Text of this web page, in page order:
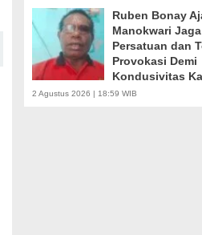
Ruben Bonay
Manokwari Jaga
Persatuan dan
Provokasi Demi
Kondusivitas
2 Agustus 2026 | 18:59 WIB